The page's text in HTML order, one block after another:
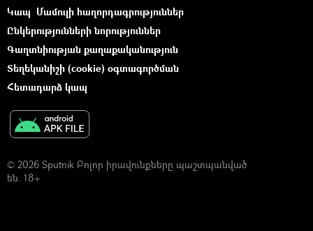
Կապ Մամուլի հաղորդագրություններ
Ընկերությունների նորություններ
Գաղտնիության քաղաքականություն
Տեղեկանիշի (cookie) օգտագործման
Հետադարձ կապ
© 2026 Sputnik Բոլոր իրավունքները պաշտպանված
են. 18+